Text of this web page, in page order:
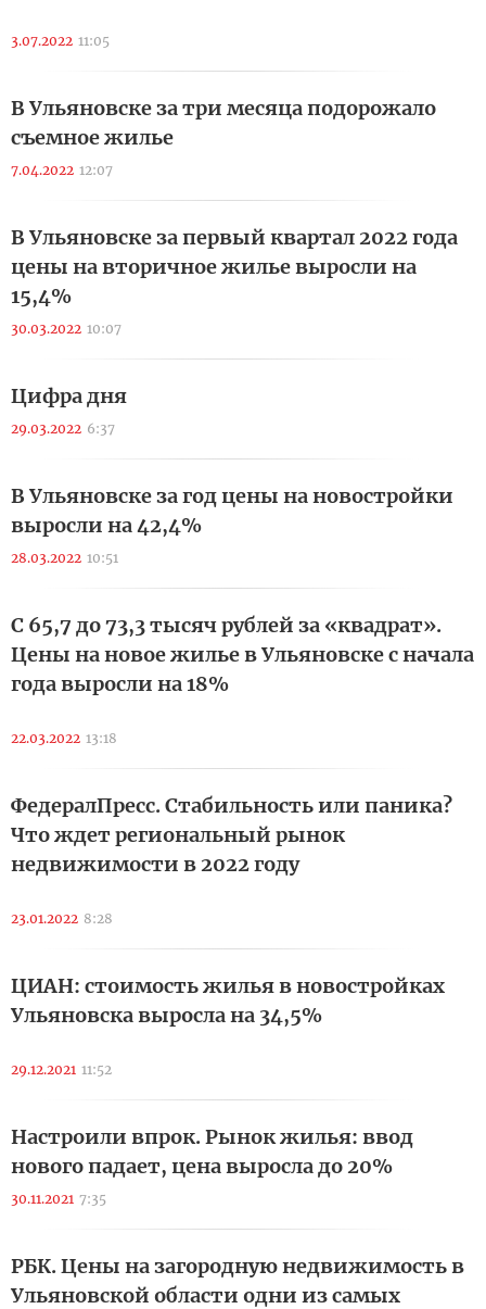
3.07.2022 11:05
В Ульяновске за три месяца подорожало
съемное жилье
7.04.2022 12:07
В Ульяновске за первый квартал 2022 года
цены на вторичное жилье выросли на
15,4%
30.03.2022 10:07
Цифра дня
29.03.2022 6:37
В Ульяновске за год цены на новостройки
выросли на 42,4%
28.03.2022 10:51
С 65,7 до 73,3 тысяч рублей за «квадрат».
Цены на новое жилье в Ульяновске с начала
года выросли на 18%
22.03.2022 13:18
ФедералПресс. Стабильность или паника?
Что ждет региональный рынок
недвижимости в 2022 году
23.01.2022 8:28
ЦИАН: стоимость жилья в новостройках
Ульяновска выросла на 34,5%
29.12.2021 11:52
Настроили впрок. Рынок жилья: ввод
нового падает, цена выросла до 20%
30.11.2021 7:35
РБК. Цены на загородную недвижимость в
Ульяновской области одни из самых